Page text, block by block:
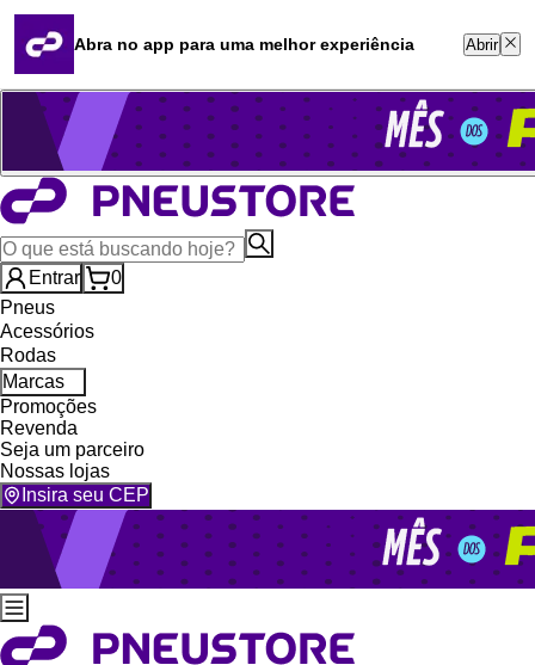
Quero revender
Blog
Whatsapp (16) 99764-8401
Televendas (47) 3046-2551
Entrar
0
Pneus
Acessórios
Rodas
Marcas
Promoções
Revenda
Seja um parceiro
Nossas lojas
Insira seu CEP
Abra no app para uma melhor experiência Abrir